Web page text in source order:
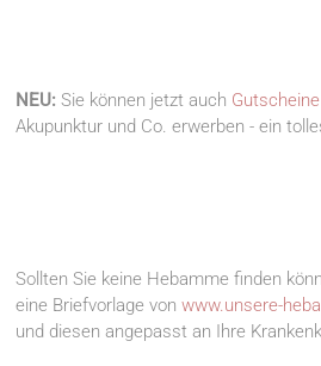
NEU: Sie können jetzt auch Gutscheine
Akupunktur und Co. erwerben - ein
Sollten Sie keine Hebamme finden
eine Briefvorlage vonwww.unsere-
und diesen angepasst an Ihre